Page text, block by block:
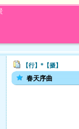
【行】*【摄】
春天序曲